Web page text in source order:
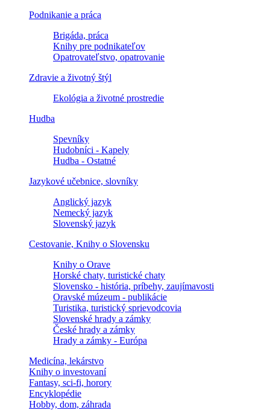
Podnikanie a práca
Brigáda, práca
Knihy pre podnikateľov
Opatrovateľstvo, opatrovanie
Zdravie a životný štýl
Ekológia a životné prostredie
Hudba
Spevníky
Hudobníci - Kapely
Hudba - Ostatné
Jazykové učebnice, slovníky
Anglický jazyk
Nemecký jazyk
Slovenský jazyk
Cestovanie, Knihy o Slovensku
Knihy o Orave
Horské chaty, turistické chaty
Slovensko - história, príbehy, zaujímavosti
Oravské múzeum - publikácie
Turistika, turistický sprievodcovia
Slovenské hrady a zámky
České hrady a zámky
Hrady a zámky - Európa
Medicína, lekárstvo
Knihy o investovaní
Fantasy, sci-fi, horory
Encyklopédie
Hobby, dom, záhrada